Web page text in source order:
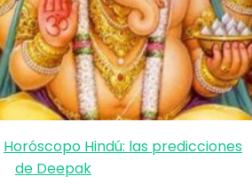
Horóscopo Hindú: las predicciones
de Deepak